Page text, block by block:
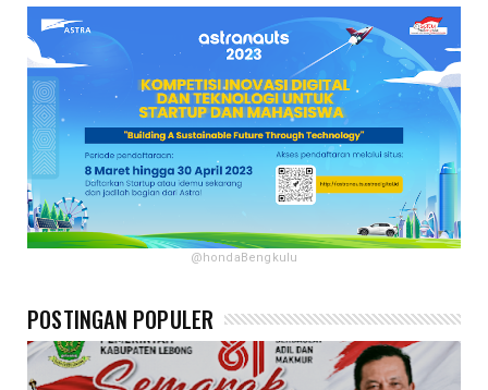
@hondaBengkulu
POSTINGAN POPULER